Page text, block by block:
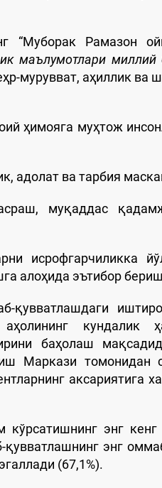
“Муборак Рамазон
маълумотлари миллий
мурувват, аҳиллик ва
ҳимояга муҳтож
адолат ва тарбия
муқаддас
исрофгарчиликка
алоҳида эътибор
қувватлашдаги
кундалик
баҳолаш
Маркази томонидан
аксариятига
энг
энг
(67,1%).